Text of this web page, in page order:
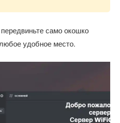
само окошко
удобное место.